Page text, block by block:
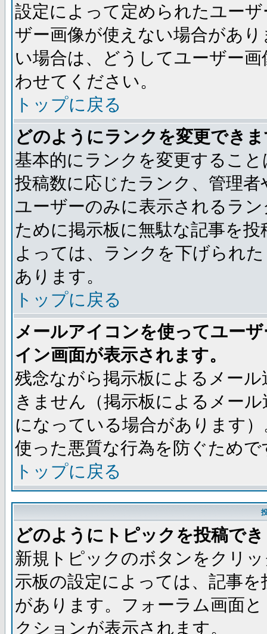
設定によって定められたユー
ザー画像が使えない場合があ
い場合は、どうしてユーザー
わせてください。
トップに戻る
どのようにランクを変更でき
基本的にランクを変更するこ
投稿数に応じたランク、管理
ユーザーのみに表示されるラ
ために掲示板に無駄な記事を
よっては、ランクを下げられ
あります。
トップに戻る
メールアイコンを使ってユー
イン画面が表示されます。
残念ながら掲示板によるメー
きません（掲示板によるメー
になっている場合があります
使った悪質な行為を防ぐためで
トップに戻る
どのようにトピックを投稿で
新規トピックのボタンをクリ
示板の設定によっては、記事
があります。フォーラム画面
クションが表示されます。